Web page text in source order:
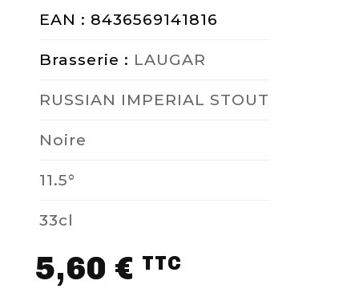
EAN : 8436569141816
Brasserie : LAUGAR
RUSSIAN IMPERIAL STOUT
Noire
11.5°
33cl
5,60 € TTC